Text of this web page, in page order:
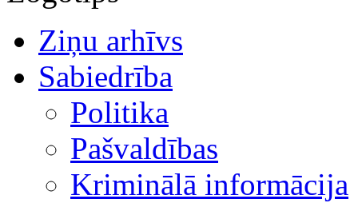
Ziņu arhīvs
Sabiedrība
Politika
Pašvaldības
Kriminālā informācija